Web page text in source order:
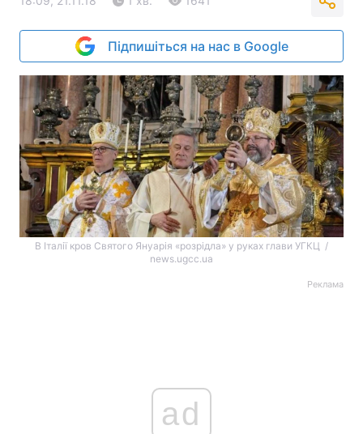
Підпишіться на нас в Google
В Італії кров Святого Януарія «розрідла» у руках глави УГКЦ /
news.ugcc.ua
Реклама
ad